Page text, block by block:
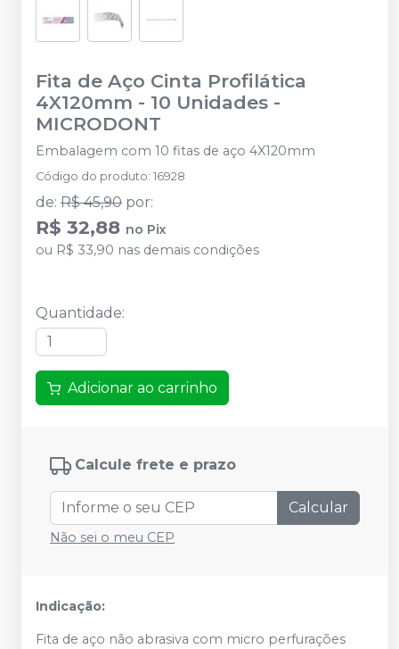
Fita de Aço Cinta Profilática
4X120mm - 10 Unidades -
MICRODONT
Embalagem com 10 fitas de aço 4X120mm
Código do produto: 16928
de: R$ 45,90 por:
R$ 32,88 no Pix
ou R$ 33,90 nas demais condições
Quantidade:
Adicionar ao carrinho
Calcule frete e prazo
Calcular
Não sei o meu CEP
Indicação:
Fita de aço não abrasiva com micro perfurações